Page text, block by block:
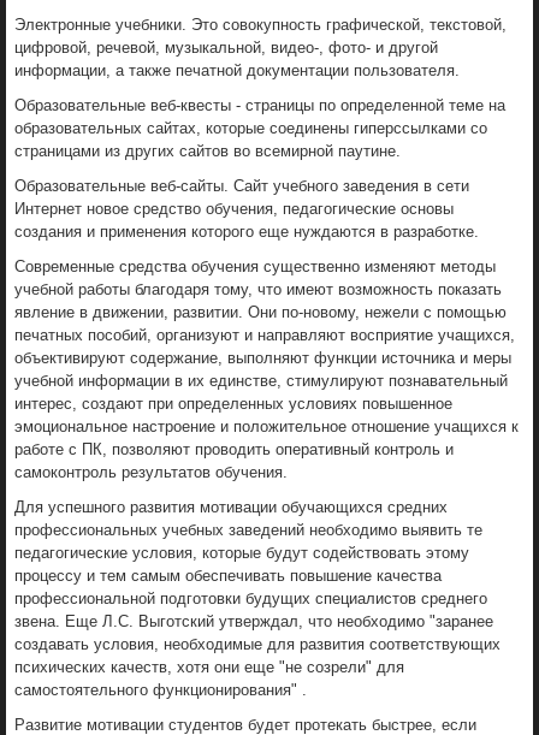
Электронные учебники. Это совокупность графической, текстовой,
цифровой, речевой, музыкальной, видео-, фото- и другой
информации, а также печатной документации пользователя.
Образовательные веб-квесты - страницы по определенной теме на
образовательных сайтах, которые соединены гиперссылками со
страницами из других сайтов во всемирной паутине.
Образовательные веб-сайты. Сайт учебного заведения в сети
Интернет новое средство обучения, педагогические основы
создания и применения которого еще нуждаются в разработке.
Современные средства обучения существенно изменяют методы
учебной работы благодаря тому, что имеют возможность показать
явление в движении, развитии. Они по-новому, нежели с помощью
печатных пособий, организуют и направляют восприятие учащихся,
объективируют содержание, выполняют функции источника и меры
учебной информации в их единстве, стимулируют познавательный
интерес, создают при определенных условиях повышенное
эмоциональное настроение и положительное отношение учащихся к
работе с ПК, позволяют проводить оперативный контроль и
самоконтроль результатов обучения.
Для успешного развития мотивации обучающихся средних
профессиональных учебных заведений необходимо выявить те
педагогические условия, которые будут содействовать этому
процессу и тем самым обеспечивать повышение качества
профессиональной подготовки будущих специалистов среднего
звена. Еще Л.С. Выготский утверждал, что необходимо "заранее
создавать условия, необходимые для развития соответствующих
психических качеств, хотя они еще "не созрели" для
самостоятельного функционирования" .
Развитие мотивации студентов будет протекать быстрее, если